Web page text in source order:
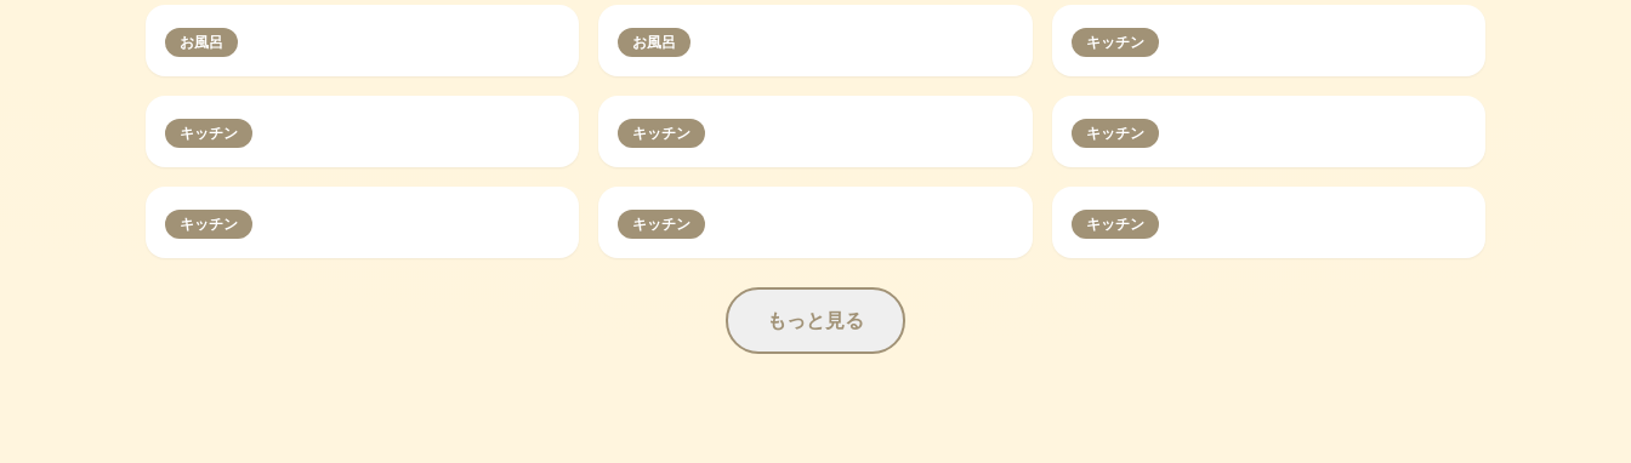
お風呂 お風呂 キッチン
キッチン キッチン キッチン
キッチン キッチン キッチン
もっと見る